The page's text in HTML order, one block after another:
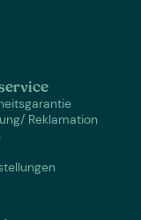
Reklamation